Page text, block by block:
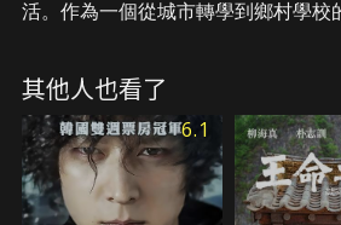
活。作為一個從城市轉學到鄉村學校
和家長，都反對他。最終，學校的變
同樣殘酷的形式出現。
其他人也看了
6.1